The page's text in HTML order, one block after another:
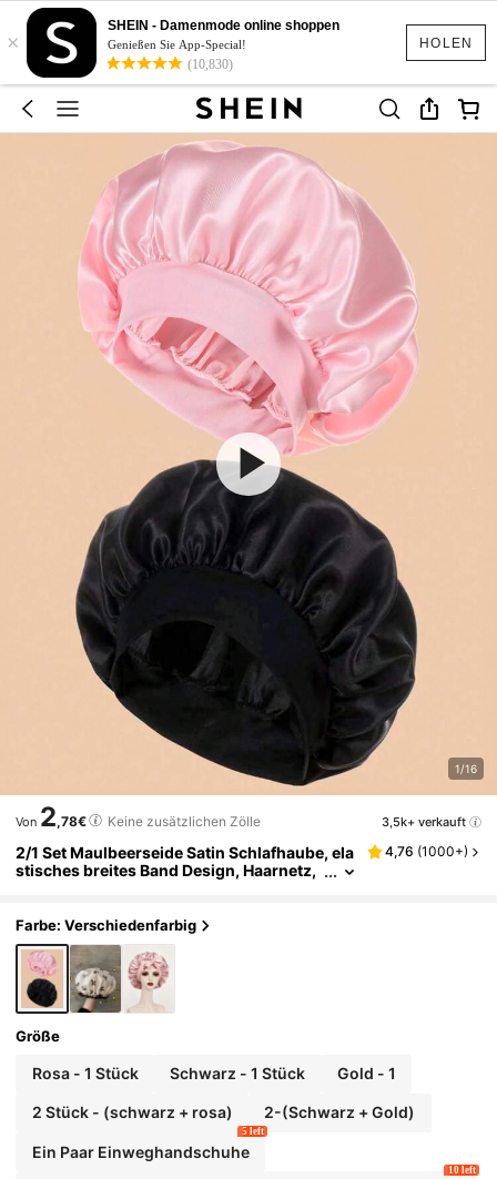
HOLEN
×
SHEIN - Damenmode online shoppen
Genießen Sie App-Special!
(10,830)
1/16
Von 2,78€ Keine zusätzlichen Zölle 3,5k+ verkauft
2/1 Set Maulbeerseide Satin Schlafhaube, ela
stisches breites Band Design, Haarnetz,
den, Make-up, Verbesserung der Schlafquali
tät, Badezimmerzubehör, Satinhaube, Hut, D
uschhaube
4,76 (1000+)
Farbe: Verschiedenfarbig
Größe
Rosa - 1 Stück Schwarz - 1 Stück Gold - 1
2 Stück - (schwarz + rosa) 2-(Schwarz + Gold)
Ein Paar Einweghandschuhe
5 left
10 left